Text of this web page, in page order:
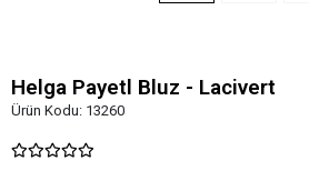
Helga Payetl Bluz - Lacivert
Ürün Kodu: 13260